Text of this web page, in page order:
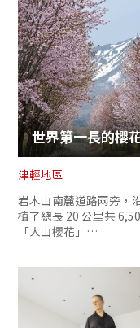
津輕地區
岩木山南麓道路兩旁，
植了總長 20 公里共
「大山櫻花」…